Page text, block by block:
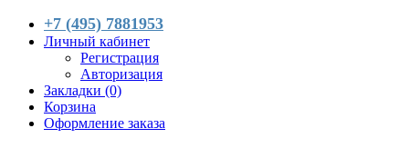
+7 (495) 7881953
Личный кабинет
Регистрация
Авторизация
Закладки (0)
Корзина
Оформление заказа